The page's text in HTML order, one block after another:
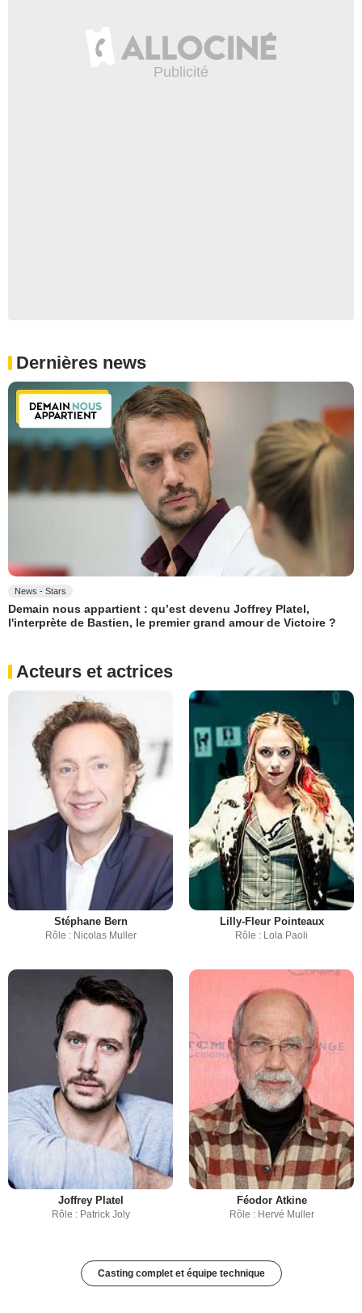
Dernières news
News - Stars
Demain nous appartient : qu’est devenu Joffrey Platel,
l'interprète de Bastien, le premier grand amour de Victoire ?
Acteurs et actrices
Stéphane Bern
Rôle : Nicolas Muller
Lilly-Fleur Pointeaux
Rôle : Lola Paoli
Joffrey Platel
Rôle : Patrick Joly
Féodor Atkine
Rôle : Hervé Muller
Casting complet et équipe technique